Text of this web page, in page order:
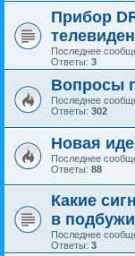
Прибор
Последнее
Ответы: 3
Вопросы
Последнее
Ответы: 302
Новая
Последнее
Ответы: 88
Какие
в
Последнее
Ответы: 3